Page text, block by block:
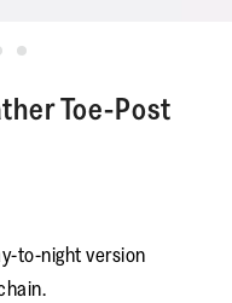
Toe-Post
to-night version